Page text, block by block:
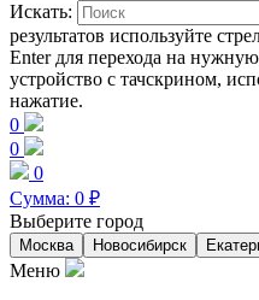
Искать:
результатов используйте
Enter для перехода на
устройство с тачскрином,
нажатие.
0
0
0
Сумма: 0 ₽
Выберите город
Москва Новосибирск
Меню